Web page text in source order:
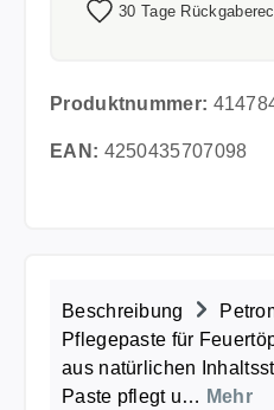
30 Tage
Produktnummer:
EAN: 4250435707098
Beschreibung
Pflegepaste für
aus natürlichen
Paste pflegt u… Mehr